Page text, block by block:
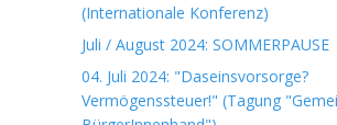
(Internationale Konferenz)
Juli / August 2024: SOMMERPAUSE
04. Juli 2024: "Daseinsvorsorge?
Vermögenssteuer!" (Tagung